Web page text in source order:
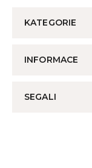
KATEGORIE
INFORMACE
SEGALI